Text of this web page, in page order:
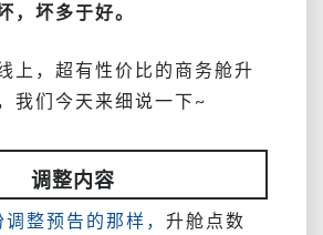
觉
PlusPoints
这
么
值
钱
吗？
，坏多于好。
上，超有性价比的商务舱升
我们今天来细说一下~
调整内容
整预告的那样， 升舱点数